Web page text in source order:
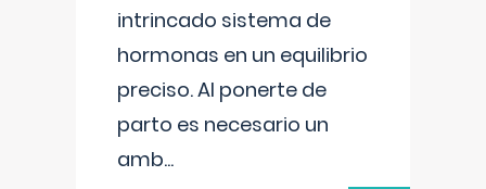
intrincado sistema de
hormonas en un equilibrio
preciso. Al ponerte de
parto es necesario un
amb...